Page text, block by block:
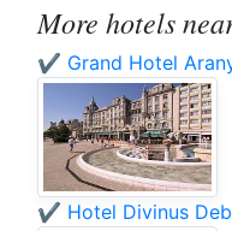
More hotels
✔️ Grand Hotel
✔️ Hotel Divinus